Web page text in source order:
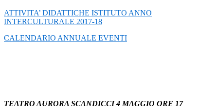
ATTIVITA’ DIDATTICHE ISTITUTO ANNO
INTERCULTURALE 2017-18
CALENDARIO ANNUALE EVENTI
TEATRO AURORA SCANDICCI 4 MAGGIO ORE 17